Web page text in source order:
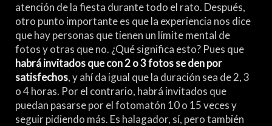
atención de la fiesta durante todo el rato. Después,
otro punto importante es que la experiencia nos dice
que hay personas que tienen un límite mental de
fotos y otras que no. ¿Qué significa esto? Pues que
habrá invitados que con 2 o 3 fotos se den por
satisfechos, y ahí da igual que la duración sea de 2, 3
o 4 horas. Por el contrario, habrá invitados que
puedan pasarse por el fotomatón 10 o 15 veces y
seguir pidiendo más. Es halagador, sí, pero también